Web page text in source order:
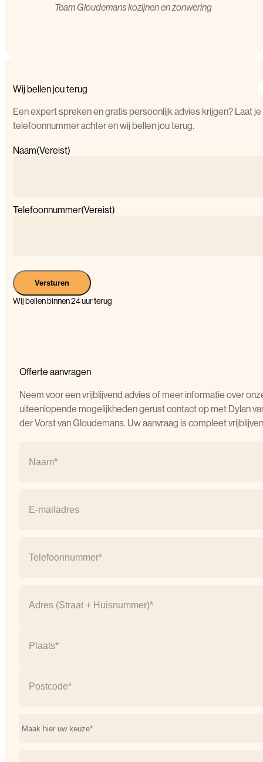
Team Gloudemans kozijnen en zonwering
Wij bellen jou terug
Een expert spreken en gratis persoonlijk advies krijgen? Laat je
telefoonnummer achter en wij bellen jou terug.
Naam(Vereist)
Telefoonnummer(Vereist)
Versturen
Wij bellen binnen 24 uur terug
Offerte aanvragen
Neem voor een vrijblijvend advies of meer informatie over
uiteenlopende mogelijkheden gerust contact op met Dylan
der Vorst van Gloudemans. Uw aanvraag is compleet
mail (Vereist)
(Vereist)